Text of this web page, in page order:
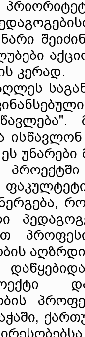
კერად.